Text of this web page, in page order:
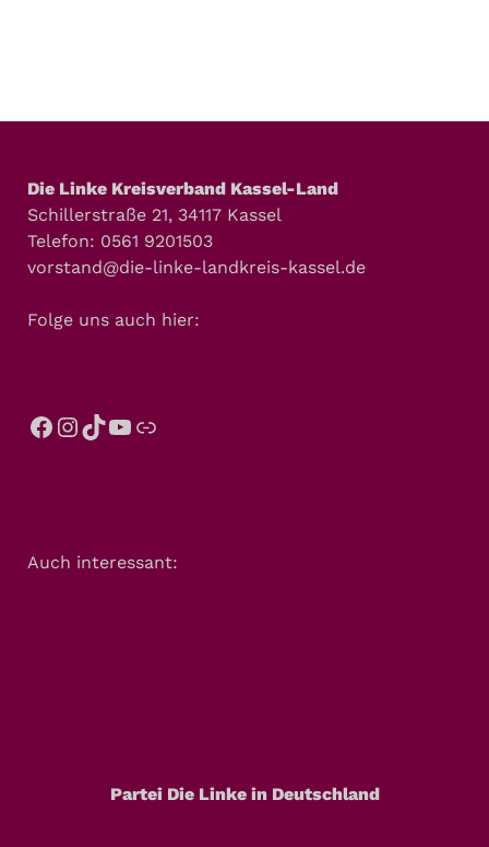
Die Linke Kreisverband Kassel-Land
Schillerstraße 21, 34117 Kassel
Telefon: 0561 9201503
vorstand@die-linke-landkreis-kassel.de
Folge uns auch hier:
Auch interessant:
Partei Die Linke in Deutschland